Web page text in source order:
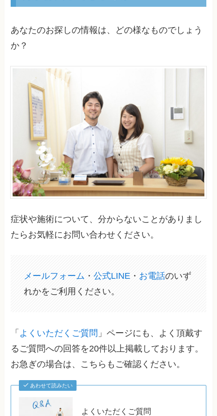
あなたのお探しの情報は、どの様なものでしょう
か？
症状や施術について、分からないことがありまし
たらお気軽にお問い合わせください。
メールフォーム ・公式LINE ・ お電話のいず
れかをご利用ください。
「 よくいただくご質問 」ページにも、よく頂戴す
るご質問への回答を20件以上掲載しております。
お急ぎの場合は、こちらもご確認ください。
あわせて読みたい
よくいただくご質問